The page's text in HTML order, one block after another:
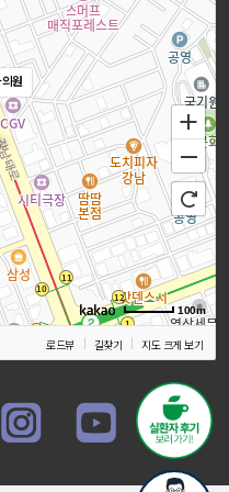
원
100m
로드뷰 길찾기 지도 크게 보기